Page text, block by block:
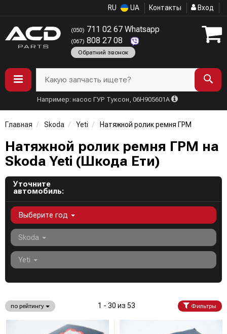
RU UA Контакты Вход
(050) 711 02 67 Whatsapp
(067) 808 27 08
Обратний звонок
Какую запчасть ищете?
Например: насос ГУР Туксон, 06H905601A
Главная Skoda Yeti Натяжной ролик ремня ГРМ
Натяжной ролик ремня ГРМ на
Skoda Yeti (Шкода Ети)
Уточните
автомобиль:
Выберите год
Skoda
Yeti
по рейтингу 1 - 30 из 53 Фильтры